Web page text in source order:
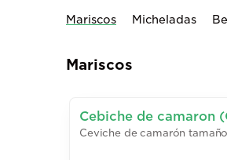
Mariscos Micheladas
Mariscos
Cebiche de camaron
Ceviche de camarón